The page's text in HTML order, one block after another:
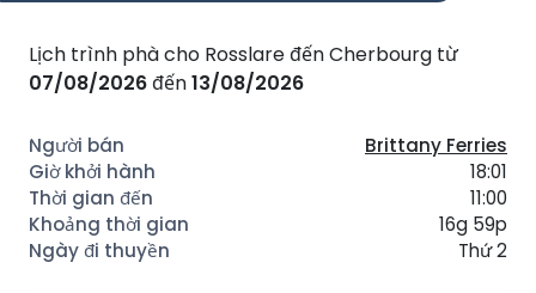
Lịch trình phà cho Rosslare đến Cherbourg từ
07/08/2026đến13/08/2026
Brittany Ferries
18:01
11:00
16g 59p
Thứ 2